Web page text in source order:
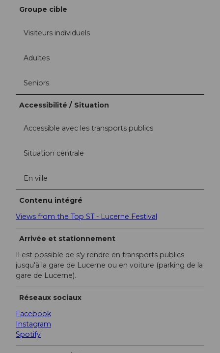
Groupe cible
Visiteurs individuels
Adultes
Seniors
Accessibilité / Situation
Accessible avec les transports publics
Situation centrale
En ville
Contenu intégré
Views from the Top ST - Lucerne Festival
Arrivée et stationnement
Il est possible de s'y rendre en transports publics
jusqu'à la gare de Lucerne ou en voiture (parking de la
gare de Lucerne).
Réseaux sociaux
Facebook
Instagram
Spotify